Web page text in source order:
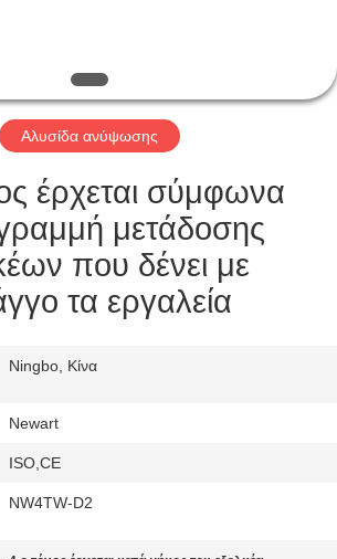
Αλυσίδα ανύψωσης
έρχεται σύμφωνα
μετάδοσης
που δένει με
τα εργαλεία
Ningbo, Κίνα
Newart
ISO,CE
NW4TW-D2